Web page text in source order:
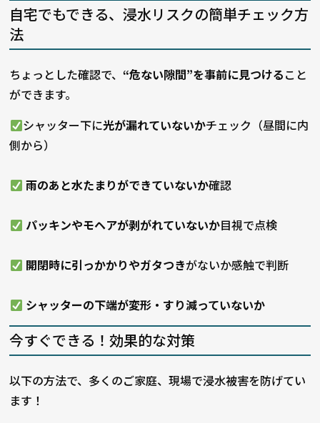
自宅でもできる、浸水リスクの簡単チェック方
法
ちょっとした確認で、“危ない隙間”を事前に見つけること
ができます。
シャッター下に光が漏れていないかチェック（昼間に内
側から）
雨のあと水たまりができていないか確認
パッキンやモヘアが剥がれていないか目視で点検
開閉時に引っかかりやガタつきがないか感触で判断
シャッターの下端が変形・すり減っていないか
今すぐできる！効果的な対策
以下の方法で、多くのご家庭、現場で浸水被害を防げてい
ます！